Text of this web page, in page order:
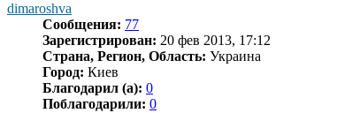
dimaroshva
Сообщения: 77
Зарегистрирован: 20 фев 2013, 17:12
Страна, Регион, Область: Украина
Город: Киев
Благодарил (а): 0
Поблагодарили: 0